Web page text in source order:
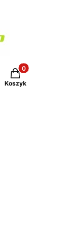
Produkty w
Koszyk